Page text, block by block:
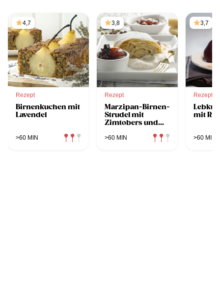
4,7
Rezept
Birnenkuchen mit
Lavendel
>60 MIN
3,8
Rezept
Marzipan-Birnen-
Strudel mit
Zimtobers und
Kumquats
>60 MIN
3,7
Rezept
mit
>60 MIN